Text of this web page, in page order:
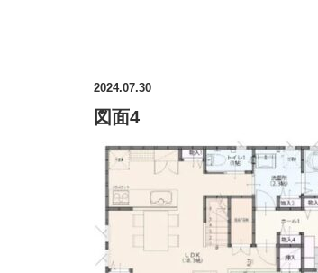
2024.07.30
図面4